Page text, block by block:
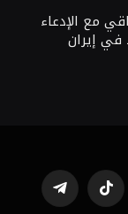
مع الإدعاء
في إيران
تيكتوك تيلقرام